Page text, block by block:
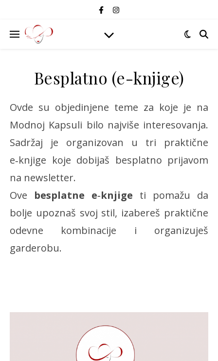
Besplatno (e-knjige)
Ovde su objedinjene teme za koje je na
Modnoj Kapsuli bilo najviše interesovanja.
Sadržaj je organizovan u tri praktične
e‑knjige koje dobijaš besplatno prijavom
na newsletter.
Ove besplatne e‑knjige ti pomažu da
bolje upoznaš svoj stil, izabereš praktične
odevne kombinacije i organizuješ
garderobu.